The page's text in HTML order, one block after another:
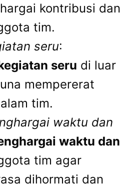
kontribusi dan
tim.
seru:
seru di luar
mempererat
tim.
waktu dan
waktu dan
tim agar
dihormati dan